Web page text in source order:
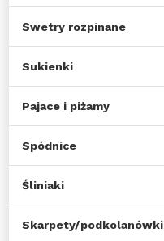
Swetry rozpinane
Sukienki
Pajace i piżamy
Spódnice
Śliniaki
Skarpety/podkolanówki